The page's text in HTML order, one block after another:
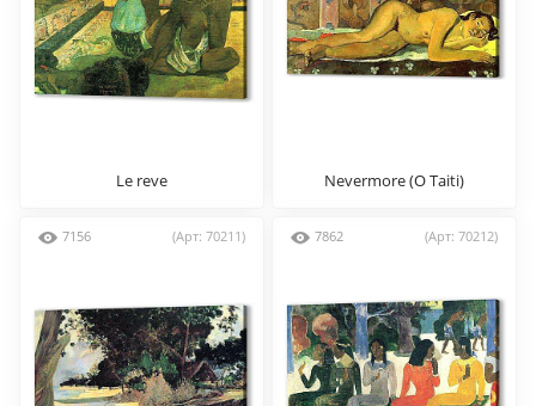
Le reve Nevermore (O Taiti)
7156 (Арт: 70211) 7862 (Арт: 70212)